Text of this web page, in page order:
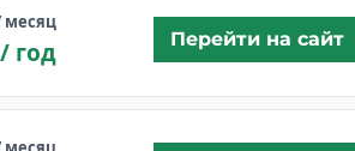
месяц
год Перейти на сайт